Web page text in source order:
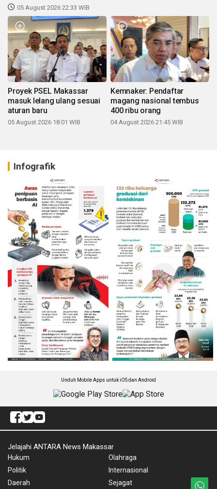
05 August 2026 22:33 WIB
Proyek PSEL Makassar
masuk lelang ulang sesuai
aturan baru
05 August 2026 18:01 WIB
Kemnaker: Pendaftar
magang nasional tembus
400 ribu orang
04 August 2026 21:45 WIB
Infografik
Unduh Mobile Apps untuk iOS dan Android
Jelajahi ANTARA News Makassar
Hukum
Politik
Daerah
Olahraga
Internasional
Sejagat